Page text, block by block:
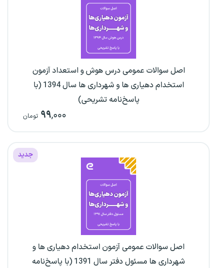
اصل سوالات عمومی درس هوش و استعداد آزمون
استخدام دهیاری ها و شهرداری ها سال 1394 (با
پاسخ‌نامه تشریحی)
۹۹,۰۰۰ تومان
جدید
اصل سوالات عمومی آزمون استخدام دهیاری ها و
شهرداری ها مسئول دفتر سال 1391 (با پاسخ‌نامه